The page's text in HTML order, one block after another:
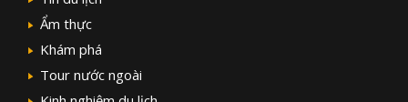
Ẩm thực
Khám phá
Tour nước ngoài